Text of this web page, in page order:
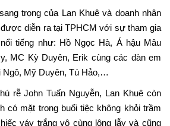
trọng của Lan Khuê và doanh nhân
diễn ra tại TPHCM với sự tham gia
tiếng như: Hồ Ngọc Hà, Á hậu Mâu
MC Kỳ Duyên, Erik cùng các đàn em
Ngô, Mỹ Duyên, Tú Hảo,…
rễ John Tuấn Nguyễn, Lan Khuê còn
có mặt trong buổi tiệc không khỏi trầm
váy trắng vô cùng lộng lẫy và cũng